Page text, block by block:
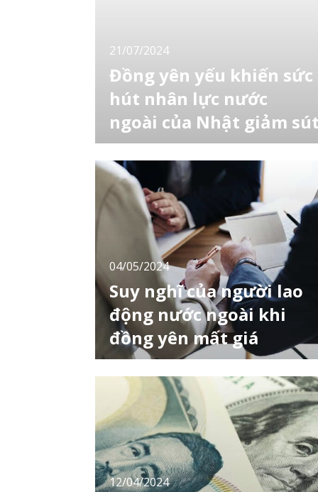
21/07/2024
Đồng yên yếu khiến sức
hút nhân lực nước
ngoài của Nhật giảm sút
Trong bài viết này, hãy cùng LocoBee tìm
hút nhân lực nước ngoài của Nhật Bản. [toc]
Sức hút lao động nước ngoài giảm do đồng
yên yếu Với sự mất giá kỷ lục của đồng yên,
ngày càng nhiều người lao động nước ngoài
bắt đầu có suy nghĩ không muốn làm vi
04/05/2024
Suy nghĩ của người lao
động nước ngoài khi
đồng yên mất giá
Người lao động nước ngoài có còn muốn làm
Hơn 90% lao động nước ngoài làm việc tại
Nhật Bản muốn tiếp tục làm việc ngay cả khi
tình trạng cư trú hiện tại của họ hết hạn. Tuy
nhiên, do đồng yên mất giá kéo dài, thu nhập
quy đổi sang nội tệ đã giảm và động lự
12/04/2024